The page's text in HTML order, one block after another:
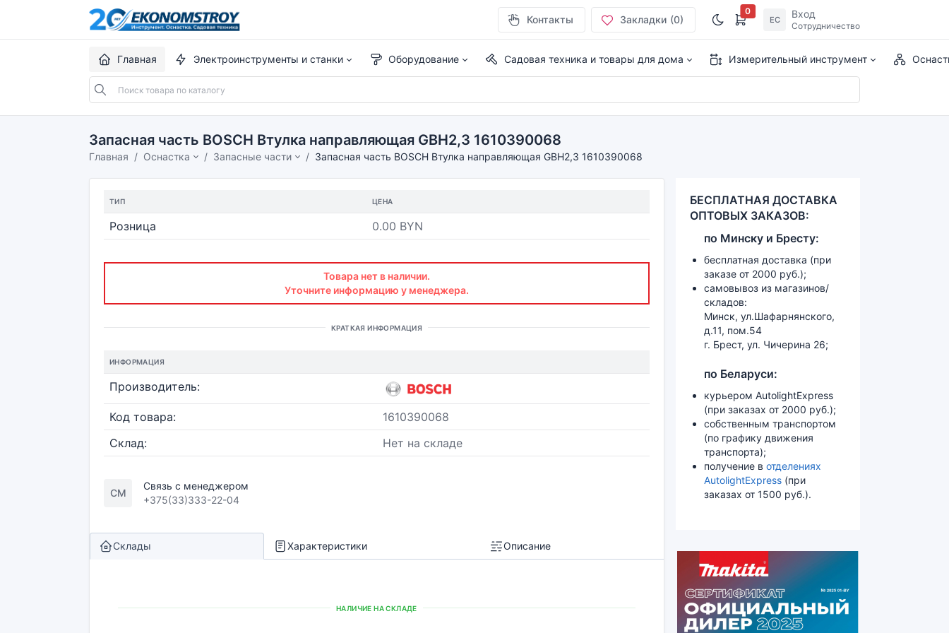
Контакты Закладки (0)
0
ЕС Вход
Сотрудничество
Главная Электроинструменты и станки Оборудование Садовая техника и товары для дома Измерительный инструмент
Запасная часть BOSCH Втулка направляющая GBH2,3 1610390068
Главная Оснастка Запасные части Запасная часть BOSCH Втулка направляющая GBH2,3 1610390068
ТИП ЦЕНА
Розница 0.00 BYN
Товара нет в наличии.
Уточните информацию у менеджера.
КРАТКАЯ ИНФОРМАЦИЯ
ИНФОРМАЦИЯ
Производитель:
Код товара:
1610390068
Склад:
Нет на складе
СМ
Связь с менеджером
+375(33)333-22-04
Склады Характеристики Описание
НАЛИЧИЕ НА СКЛАДЕ
БЕСПЛАТНАЯ ДОСТАВКА
ОПТОВЫХ ЗАКАЗОВ:
по Минску и Бресту:
бесплатная доставка (при
заказе от 2000 руб.);
самовывоз из магазинов/
складов:
Минск, ул.Шафарнянского,
д.11, пом.54
г. Брест, ул. Чичерина 26;
по Беларуси:
курьером AutolightExpress
(при заказах от 2000 руб.);
собственным транспортом
(по графику движения
транспорта);
получение в отделениях
AutolightExpress (при
заказах от 1500 руб.).